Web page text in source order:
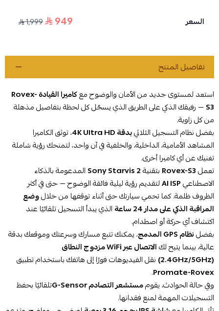
السعر 949
1,999
تفاصيل المنتج
استعد لمستوى جديد من الأمان والوضوح مع
كاميرا القيادة Rovex-
S3 — رفيقك الذكي على الطريق الذي يسجّل كل لحظة بتفاصيل مذهلة
من كل زاوية.
بفضل نظام التسجيل الثلاثيبدقة 4K Ultra HD
، توثق الكاميرا
المشاهد الأمامية، الداخلية، والخلفية في آن واحد، لتمنحك رؤية شاملة
تغنيك عن أي كاميرا أخرى.
تعملRovex-S3 بتقنيةSony Starvis 2 المدعومة بالذكاء
الاصطناعيAI ISPلتقديم رؤية ليلية فائقة الوضوح — حتى في أكثر
الظروف ظلمة. كما تحمي سيارتك حتى أثناء توقفها من خلالوضع
المراقبة الذكي على مدار 24 ساعة
الذي يبدأ التسجيل تلقائيًا عند
اكتشاف أي حركة أو اصطدام.
بفضلنظام GPS المدمج
، يمكنك تتبع مسارك وسرعتك وموقعك بدقة
عالية، بينما يتيح لك
الاتصال عبر WiFi مزدوج النطاق
(2.4GHz/5GHz)
نقل الفيديوهات فورًا إلى هاتفك باستخدام تطبيق
Promate-Rovex
.
وفي حالة الحوادث، يقوممستشعر التصادم G-Sensor
تلقائيًا بحفظ
التسجيلات المهمة لمنع فقدانها.